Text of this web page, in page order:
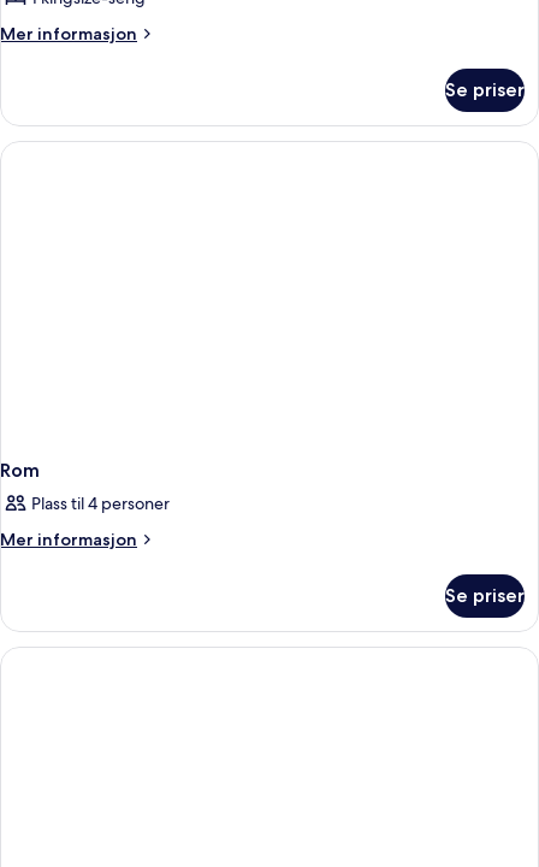
Mer informasjon
Mer
Se priser
Rom
Plass til 4 personer
Mer informasjon
Mer
Se priser